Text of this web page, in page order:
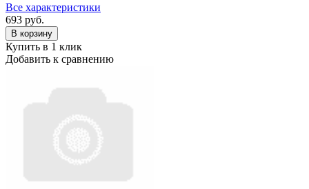
Все характеристики
693 руб.
В корзину
Купить в 1 клик
Добавить к сравнению